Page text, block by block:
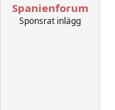
Spanienforum
Sponsrat inlägg